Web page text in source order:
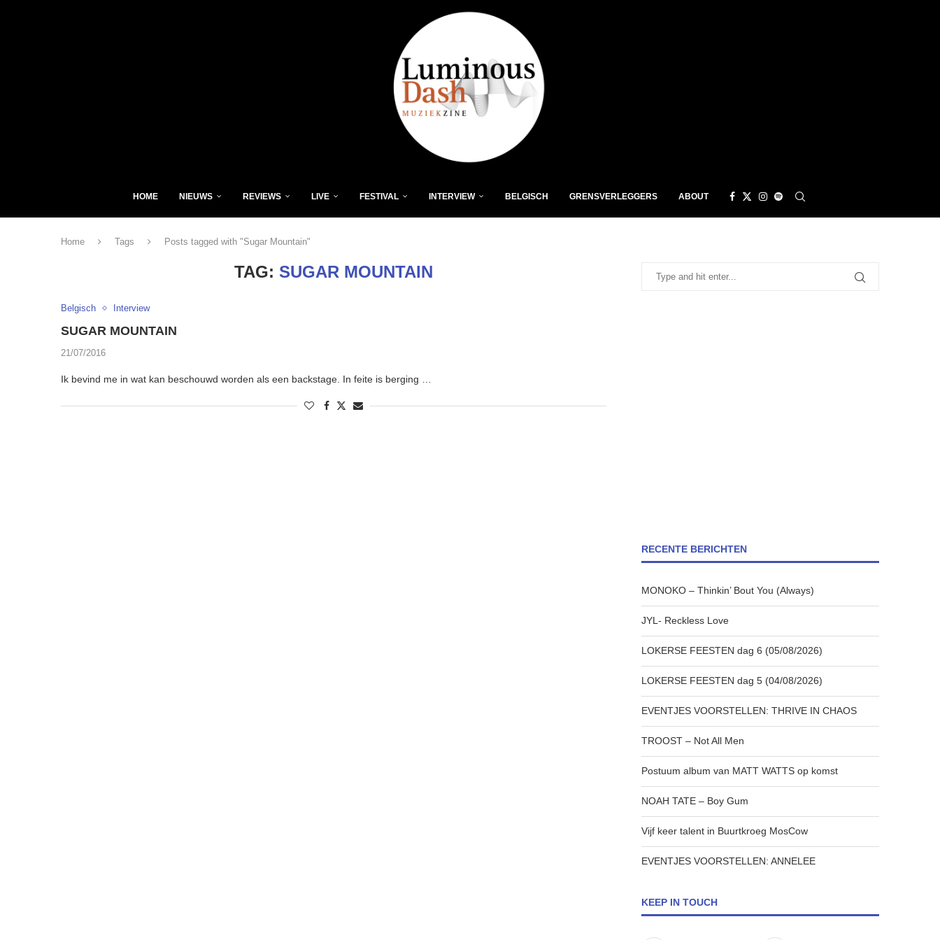
HOME NIEUWS REVIEWS LIVE FESTIVAL INTERVIEW BELGISCH GRENSVERLEGGERS ABOUT
Home Tags Posts tagged with "Sugar Mountain"
TAG: SUGAR MOUNTAIN
Belgisch Interview
SUGAR MOUNTAIN
21/07/2016
Ik bevind me in wat kan beschouwd worden als een backstage. In feite is berging …
RECENTE BERICHTEN
MONOKO – Thinkin’ Bout You (Always)
JYL- Reckless Love
LOKERSE FEESTEN dag 6 (05/08/2026)
LOKERSE FEESTEN dag 5 (04/08/2026)
EVENTJES VOORSTELLEN: THRIVE IN CHAOS
TROOST – Not All Men
Postuum album van MATT WATTS op komst
NOAH TATE – Boy Gum
Vijf keer talent in Buurtkroeg MosCow
EVENTJES VOORSTELLEN: ANNELEE
KEEP IN TOUCH